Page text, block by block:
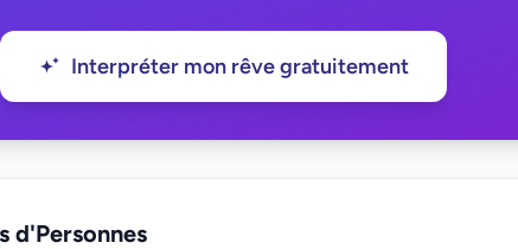
Interpréter mon rêve gratuitement
d'Personnes